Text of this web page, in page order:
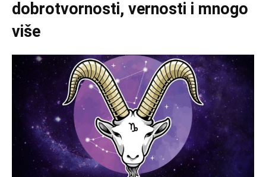
dobrotvornosti, vernosti i mnogo
više